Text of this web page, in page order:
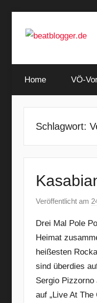
Inhalt
and
the
Home VÖ-
Schlagwort:
Veröffentlicht am
Drei Mal Pole
Heimat
heißesten
sind überdies
Sergio Pizzorno
auf „Live At